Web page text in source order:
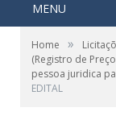
MENU
Home »
(Registro de
pessoa juridica
EDITAL